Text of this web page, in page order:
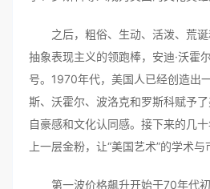
之后，粗俗、生动、活泼、荒诞
抽象表现主义的领跑棒，安迪·沃霍
号。1970年代，美国人已经创造出
斯、沃霍尔、波洛克和罗斯科赋予
自豪感和文化认同感。接下来的几
上一层金粉，让“美国艺术”的学术与
第一波价格飙升开始于70年代初